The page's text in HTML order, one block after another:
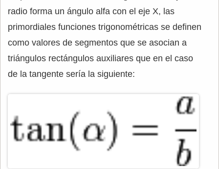
radio forma un ángulo alfa con el eje X, las
primordiales funciones trigonométricas se definen
como valores de segmentos que se asocian a
triángulos rectángulos auxiliares que en el caso
de la tangente sería la siguiente: